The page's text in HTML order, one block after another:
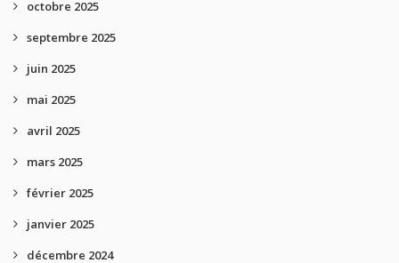
octobre 2025
septembre 2025
juin 2025
mai 2025
avril 2025
mars 2025
février 2025
janvier 2025
décembre 2024